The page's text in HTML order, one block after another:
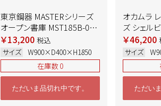
東京鋼器 MASTERシリーズ
オープン書庫 MST185B-0
W900×D400×H1850 グレ
イッシュホワイト 2015年製
中古
￥13,200 税込
サイズ
W900×D400×H1850
在庫数 0
ただいま品切れ中です。
オカムラ
ズ シェル
ZA75
ネオホワ
￥46,200
サイズ
ただい